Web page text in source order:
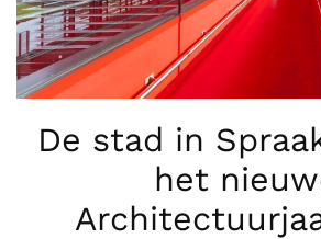
De stad in
het